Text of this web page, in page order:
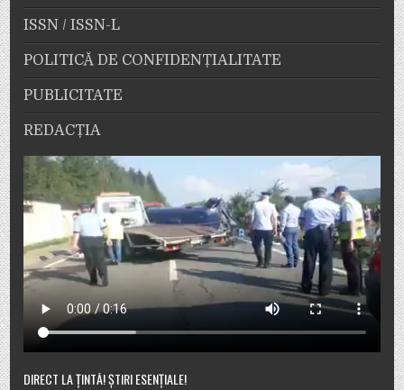
ISSN / ISSN-L
POLITICĂ DE CONFIDENȚIALITATE
PUBLICITATE
REDACȚIA
DIRECT LA ȚINTĂ! ȘTIRI ESENȚIALE!